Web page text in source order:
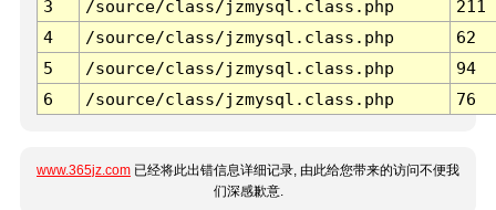
3 /source/class/jzmysql.class.php
211
4
/source/class/jzmysql.class.php
62
5
/source/class/jzmysql.class.php
94
6
/source/class/jzmysql.class.php 76
www.365jz.com 已经将此出错信息详细记录, 由此给您带来的访问不便我
们深感歉意.